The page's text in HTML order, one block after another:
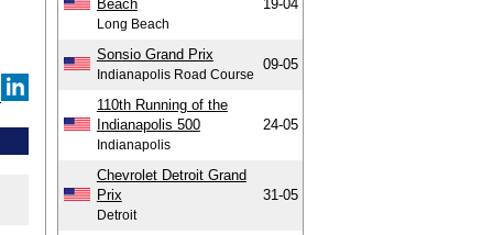
Beach
Long Beach
19-04
Sonsio Grand Prix
Indianapolis Road Course
09-05
110th Running of the
Indianapolis 500
Indianapolis
24-05
Chevrolet Detroit Grand
Prix
Detroit
31-05